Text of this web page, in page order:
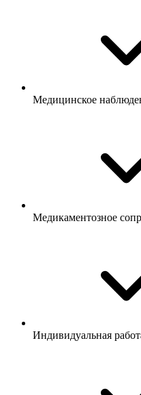
Медицинское
Медикаментозное
Индивидуальная